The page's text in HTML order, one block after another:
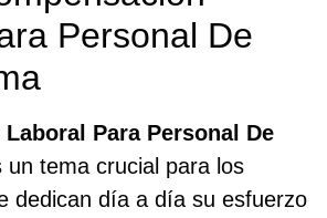
Personal De
Para Personal De
tema crucial para los
dedican día a día su esfuerzo